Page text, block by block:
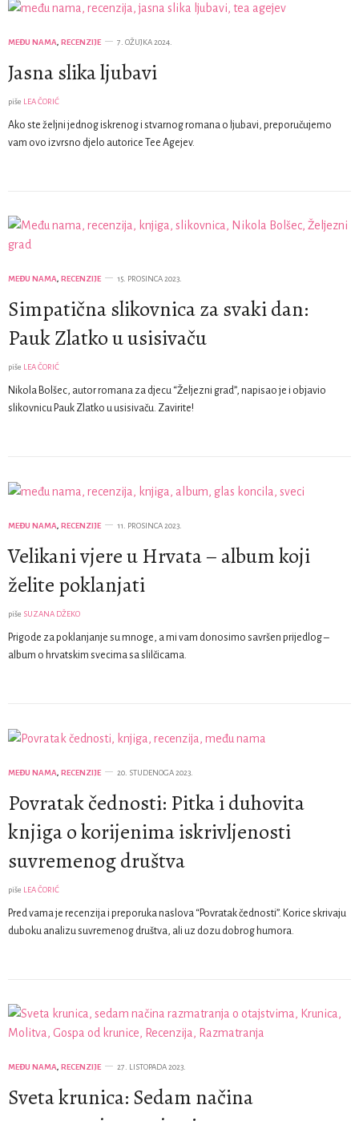
MEĐU NAMA, RECENZIJE 7. OŽUJKA 2024.
Jasna slika ljubavi
piše LEA ČORIĆ
Ako ste željni jednog iskrenog i stvarnog romana o ljubavi, preporučujemo
vam ovo izvrsno djelo autorice Tee Agejev.
MEĐU NAMA, RECENZIJE 15. PROSINCA 2023.
Simpatična slikovnica za svaki dan:
Pauk Zlatko u usisivaču
piše LEA ČORIĆ
Nikola Bolšec, autor romana za djecu “Željezni grad”, napisao je i objavio
slikovnicu Pauk Zlatko u usisivaču. Zavirite!
MEĐU NAMA, RECENZIJE 11. PROSINCA 2023.
Velikani vjere u Hrvata – album koji
želite poklanjati
piše SUZANA DŽEKO
Prigode za poklanjanje su mnoge, a mi vam donosimo savršen prijedlog –
album o hrvatskim svecima sa slilčicama.
MEĐU NAMA, RECENZIJE 20. STUDENOGA 2023.
Povratak čednosti: Pitka i duhovita
knjiga o korijenima iskrivljenosti
suvremenog društva
piše LEA ČORIĆ
Pred vama je recenzija i preporuka naslova “Povratak čednosti”. Korice skrivaju
duboku analizu suvremenog društva, ali uz dozu dobrog humora.
MEĐU NAMA, RECENZIJE 27. LISTOPADA 2023.
Sveta krunica: Sedam načina